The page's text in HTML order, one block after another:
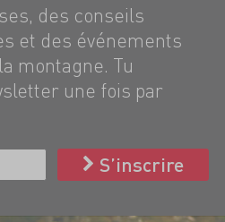
des conseils
et des événements
montagne. Tu
une fois par
S’inscrire